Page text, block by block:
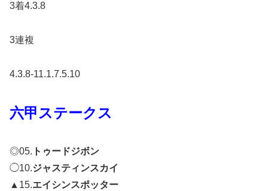
3着4.3.8
3連複
4.3.8-11.1.7.5.10
六甲ステークス
◎05. トゥードジボン
◯10.ジャスティンスカイ
▲15.エイシンスポッター